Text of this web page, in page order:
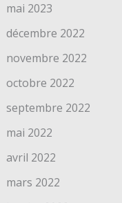
mai 2023
décembre 2022
novembre 2022
octobre 2022
septembre 2022
mai 2022
avril 2022
mars 2022